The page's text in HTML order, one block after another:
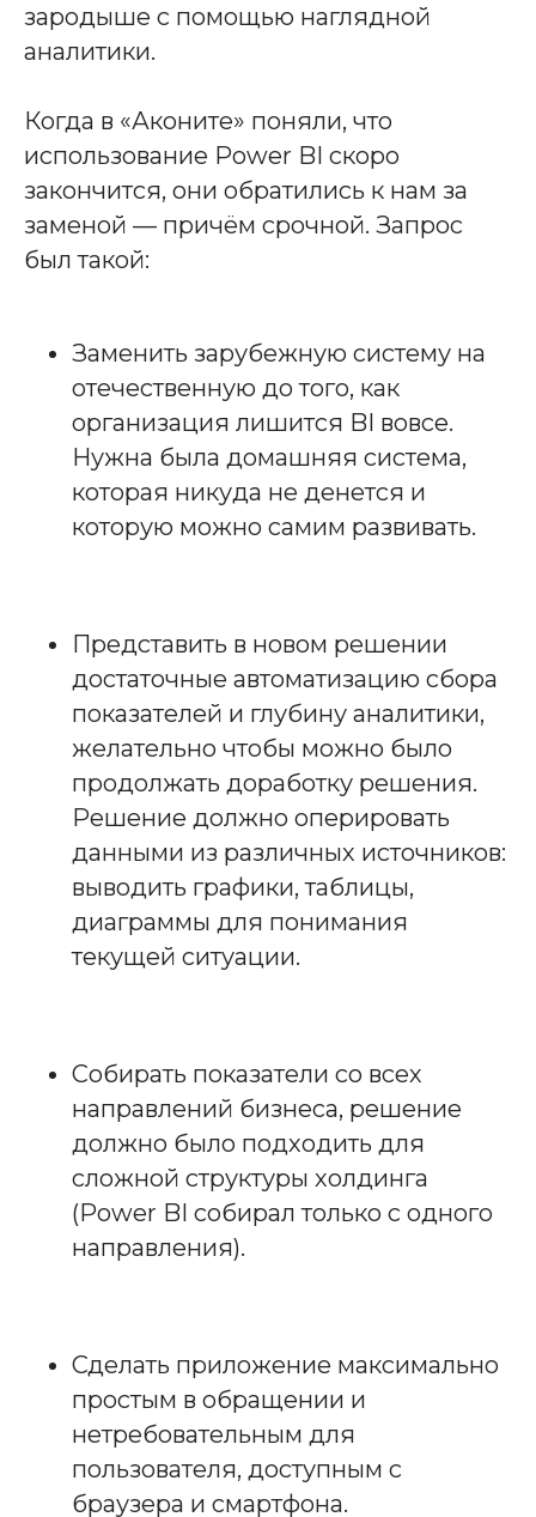
зародыше с помощью наглядной
аналитики.
Когда в «Аконите» поняли, что
использование Power BI скоро
закончится, они обратились к нам за
заменой — причём срочной. Запрос
был такой:
Заменить зарубежную систему на
отечественную до того, как
организация лишится BI вовсе.
Нужна была домашняя система,
которая никуда не денется и
которую можно самим развивать.
Представить в новом решении
достаточные автоматизацию сбора
показателей и глубину аналитики,
желательно чтобы можно было
продолжать доработку решения.
Решение должно оперировать
данными из различных источников:
выводить графики, таблицы,
диаграммы для понимания
текущей ситуации.
Собирать показатели со всех
направлений бизнеса, решение
должно было подходить для
сложной структуры холдинга
(Power BI собирал только с одного
направления).
Сделать приложение максимально
простым в обращении и
нетребовательным для
пользователя, доступным с
браузера и смартфона.